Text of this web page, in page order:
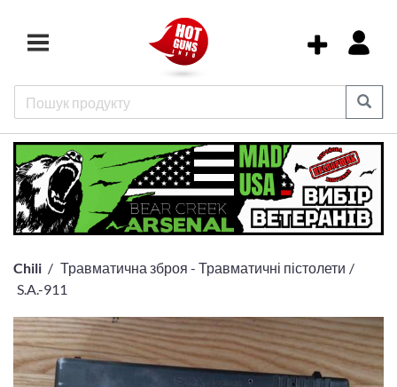
Chili
Травматична зброя - Травматичні пістолети
S.A.-911